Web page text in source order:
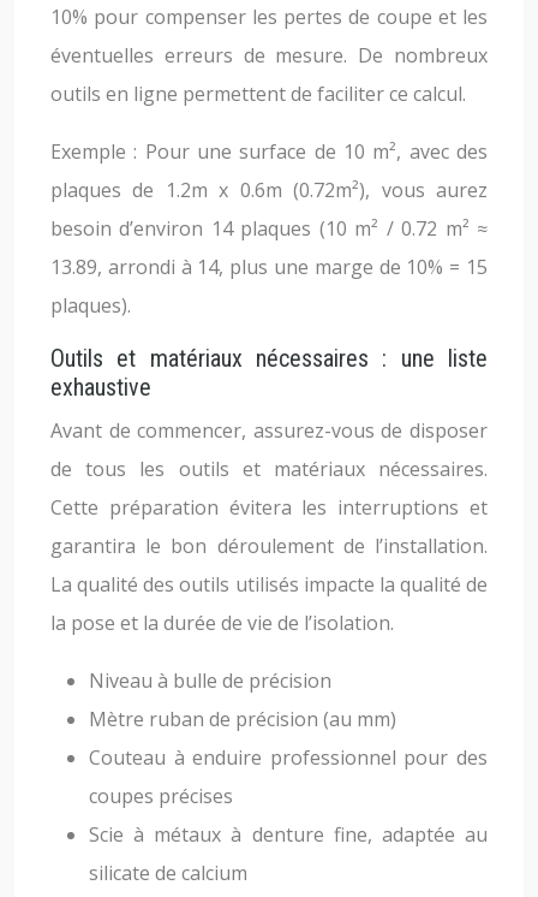
10% pour compenser les pertes de coupe et les
éventuelles erreurs de mesure. De nombreux
outils en ligne permettent de faciliter ce calcul.
Exemple : Pour une surface de 10 m², avec des
plaques de 1.2m x 0.6m (0.72m²), vous aurez
besoin d’environ 14 plaques (10 m² / 0.72 m² ≈
13.89, arrondi à 14, plus une marge de 10% = 15
plaques).
Outils et matériaux nécessaires : une liste
exhaustive
Avant de commencer, assurez-vous de disposer
de tous les outils et matériaux nécessaires.
Cette préparation évitera les interruptions et
garantira le bon déroulement de l’installation.
La qualité des outils utilisés impacte la qualité de
la pose et la durée de vie de l’isolation.
Niveau à bulle de précision
Mètre ruban de précision (au mm)
Couteau à enduire professionnel pour des
coupes précises
Scie à métaux à denture fine, adaptée au
silicate de calcium